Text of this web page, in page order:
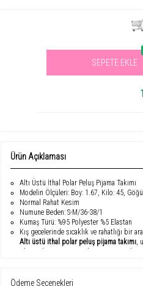
SEPETE EKLE
Ürün Açıklaması
Altı Üstü İthal Polar Peluş Pijama Takımı
Modelin Ölçüleri: Boy: 1.67, Kilo: 45,
Normal Rahat Kesim
Numune Beden: S-M/36-38/1
Kumaş Türü: %95 Polyester %5 Elastan
Kış gecelerinde sıcaklık ve rahatlığı bir
Altı üstü ithal polar peluş pijama takımı,
Modern desenleri ve yazı detaylı
Ödeme Seçenekleri